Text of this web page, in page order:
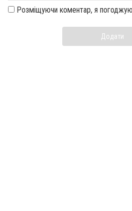
Розміщуючи коментар, я
Додати